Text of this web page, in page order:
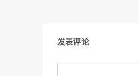
发表评论